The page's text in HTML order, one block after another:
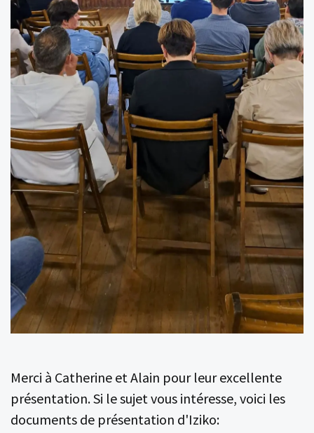
Merci à Catherine et Alain pour leur excellente
présentation. Si le sujet vous intéresse, voici les
documents de présentation d'Iziko: